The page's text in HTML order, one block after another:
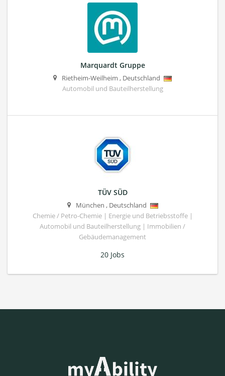
Marquardt Gruppe
Rietheim-Weilheim , Deutschland
Automobil und Bauteilherstellung
TÜV SÜD
München , Deutschland
Chemie / Petro-Chemie | Energie und Betriebsstoffe |
Automobil und Bauteilherstellung | Immobilien /
Gebäudemanagement
20 Jobs